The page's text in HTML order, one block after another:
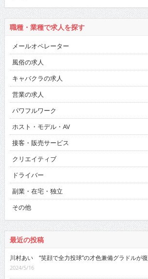
職種・業種で求人を探す
メールオペレーター
風俗の求人
キャバクラの求人
営業の求人
パワフルワーク
ホスト・モデル・AV
接客・販売サービス
クリエイティブ
ドライバー
副業・在宅・独立
その他
最近の投稿
川村あい “笑顔で全力投球”の才色兼備グラドルが
2024/5/16